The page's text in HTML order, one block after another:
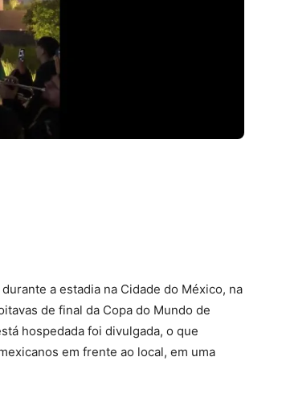
a estadia na Cidade do México, na
de final da Copa do Mundo de
hospedada foi divulgada, o que
em frente ao local, em uma